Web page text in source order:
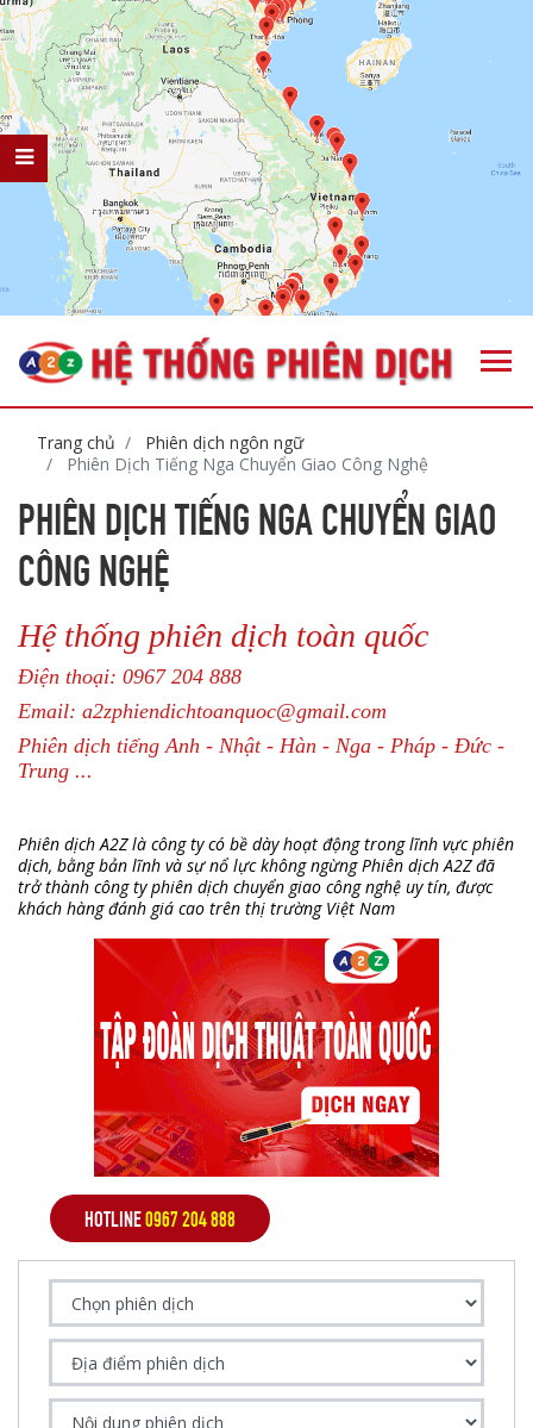
Trang chủ
Phiên dịch ngôn ngữ
Phiên Dịch Tiếng Nga Chuyển Giao Công Nghệ
PHIÊN DỊCH TIẾNG NGA CHUYỂN GIAO
CÔNG NGHỆ
Hệ thống phiên dịch toàn quốc
Điện thoại: 0967 204 888
Email: a2zphiendichtoanquoc@gmail.com
Phiên dịch tiếng Anh - Nhật - Hàn - Nga - Pháp - Đức -
Trung ...
Phiên dịch A2Z là công ty có bề dày hoạt động trong lĩnh vực phiên
dịch, bằng bản lĩnh và sự nổ lực không ngừng Phiên dịch A2Z đã
trở thành công ty phiên dịch chuyển giao công nghệ uy tín, được
khách hàng đánh giá cao trên thị trường Việt Nam
HOTLINE0967 204 888